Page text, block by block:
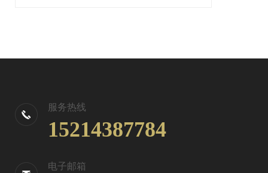
服务热线
15214387784
电子邮箱